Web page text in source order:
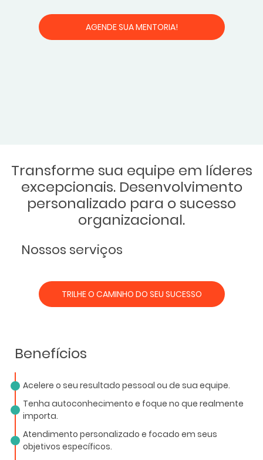
AGENDE SUA MENTORIA!
Transforme sua equipe em líderes
excepcionais. Desenvolvimento
personalizado para o sucesso
organizacional.
Nossos serviços
TRILHE O CAMINHO DO SEU SUCESSO
Benefícios
Acelere o seu resultado pessoal ou de sua equipe.
Tenha autoconhecimento e foque no que realmente
importa.
Atendimento personalizado e focado em seus
objetivos específicos.